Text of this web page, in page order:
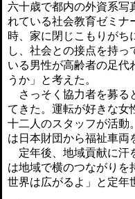
六十歳で都内の外資系写
れている社会教育ゼミナ
時、家に閉じこもりがち
し、社会との接点を持
いる男性が高齢者の足代
うか」と考えた。
さっそく協力者を募る
てきた。運転が好きな女
十二人のスタッフが活動
は日本財団から福祉車両
定年後、地域貢献に汗
は地域で横のつながりを
世界は広がるよ」と定年